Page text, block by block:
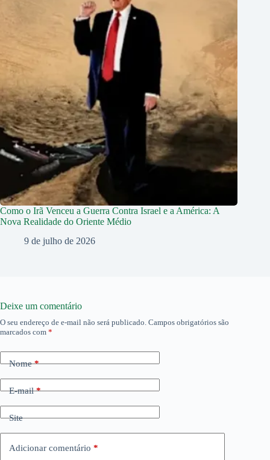
Como o Irã Venceu a Guerra Contra Israel e a América: A
Nova Realidade do Oriente Médio
9 de julho de 2026
Deixe um comentário
O seu endereço de e-mail não será publicado. Campos obrigatórios são
marcados com *
Nome*
E-mail*
Site
Adicionar comentário *